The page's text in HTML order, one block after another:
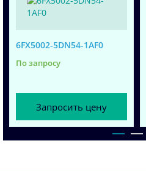
6FX5002-5DN54-1AF0
По запросу
Запросить цену